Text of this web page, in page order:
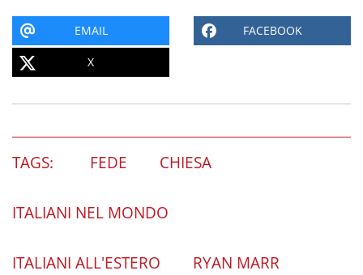
EMAIL FACEBOOK
X
TAGS: FEDE CHIESA
ITALIANI NEL MONDO
ITALIANI ALL'ESTERO RYAN MARR